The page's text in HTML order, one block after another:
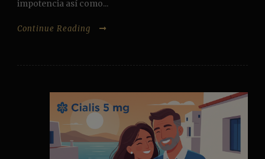
impotencia así como...
Continue Reading